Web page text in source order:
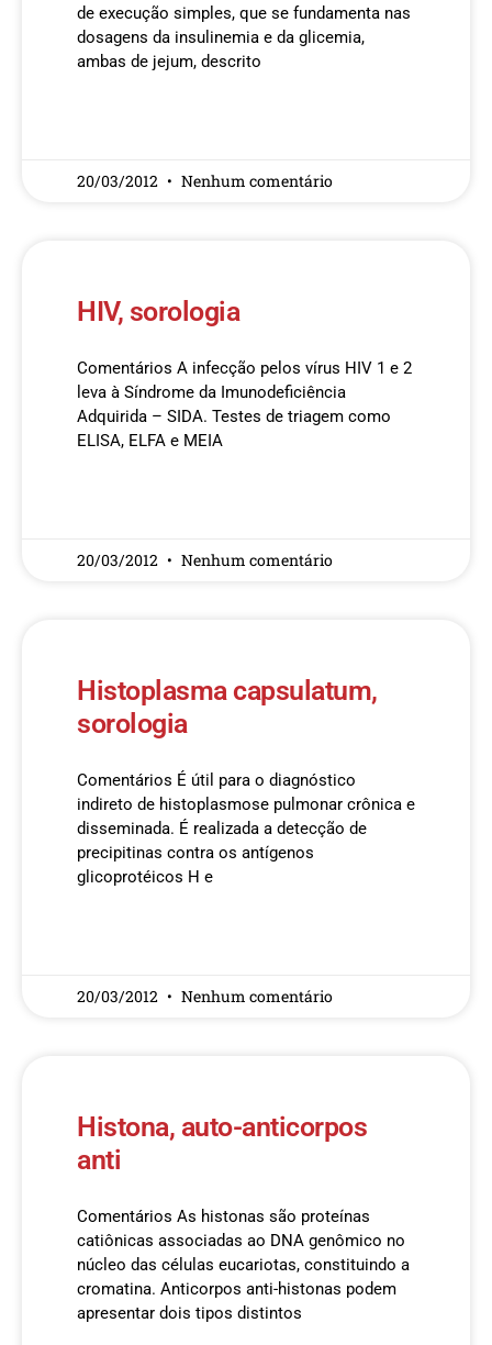
de execução simples, que se fundamenta nas
dosagens da insulinemia e da glicemia,
ambas de jejum, descrito
20/03/2012 Nenhum comentário
HIV, sorologia
Comentários A infecção pelos vírus HIV 1 e 2
leva à Síndrome da Imunodeficiência
Adquirida – SIDA. Testes de triagem como
ELISA, ELFA e MEIA
20/03/2012 Nenhum comentário
Histoplasma capsulatum,
sorologia
Comentários É útil para o diagnóstico
indireto de histoplasmose pulmonar crônica e
disseminada. É realizada a detecção de
precipitinas contra os antígenos
glicoprotéicos H e
20/03/2012 Nenhum comentário
Histona, auto-anticorpos
anti
Comentários As histonas são proteínas
catiônicas associadas ao DNA genômico no
núcleo das células eucariotas, constituindo a
cromatina. Anticorpos anti-histonas podem
apresentar dois tipos distintos